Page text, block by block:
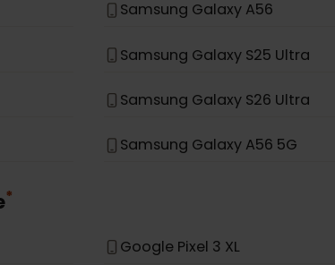
Samsung Galaxy A35 5G
Samsung Galaxy S23 FE
Samsung Galaxy S26 Ultra